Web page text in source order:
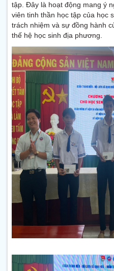
tập. Đây là hoạt động mang ý
viên tinh thần học tập của học
trách nhiệm và sự đồng hành
thế hệ học sinh địa phương.